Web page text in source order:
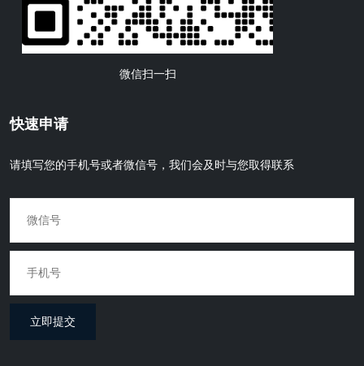
微信扫一扫
快速申请
请填写您的手机号或者微信号，我们会及时与您取得联系
立即提交